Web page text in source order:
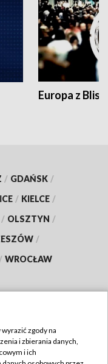
Europa z
/ GDAŃSK /
/ KIELCE /
/ OLSZTYN /
/
/ WROCŁAW
zgody na
i zbierania danych,
i ich